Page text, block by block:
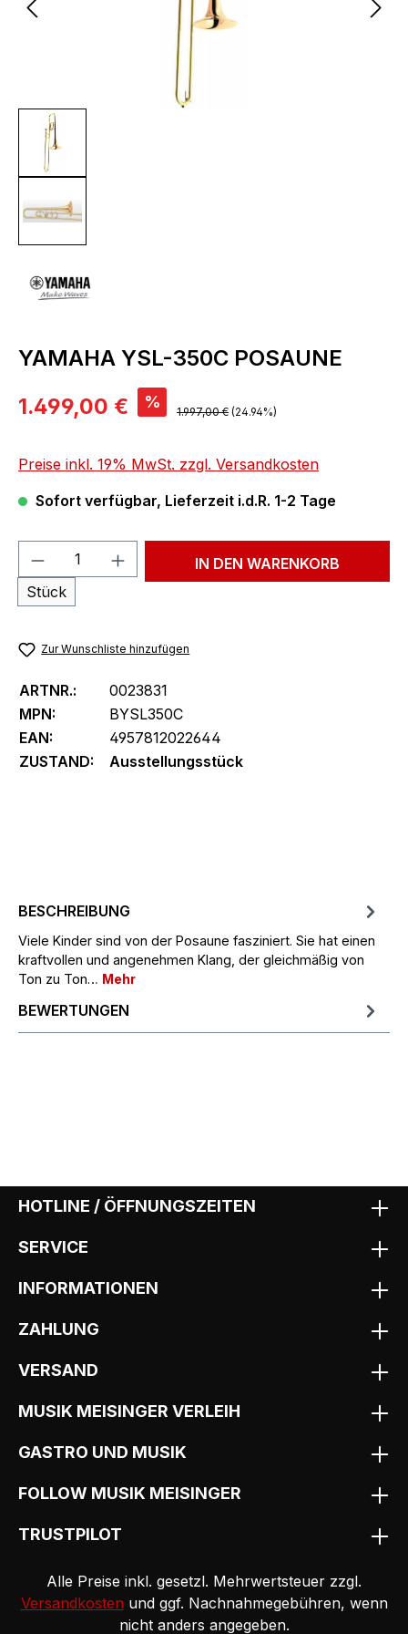
YAMAHA YSL-350C POSAUNE
Verkaufspreis:
1.499,00 € % Regulärer Preis:
1.997,00 € (24.94%)
Preise inkl. 19% MwSt. zzgl. Versandkosten
Sofort verfügbar, Lieferzeit i.d.R. 1-2 Tage
Produkt Anzahl: Gib den
Stück
IN DEN WARENKORB
Zur Wunschliste hinzufügen
ARTNR.:
0023831
MPN:
BYSL350C
EAN:
4957812022644
ZUSTAND:
Ausstellungsstück
BESCHREIBUNG
Viele Kinder sind von der Posaune fasziniert. Sie hat einen
kraftvollen und angenehmen Klang, der gleichmäßig von
Ton zu Ton… Mehr
BEWERTUNGEN
HOTLINE / ÖFFNUNGSZEITEN
SERVICE
INFORMATIONEN
ZAHLUNG
VERSAND
MUSIK MEISINGER VERLEIH
GASTRO UND MUSIK
FOLLOW MUSIK MEISINGER
TRUSTPILOT
Alle Preise inkl. gesetzl. Mehrwertsteuer zzgl.
Versandkosten und ggf. Nachnahmegebühren, wenn
nicht anders angegeben.